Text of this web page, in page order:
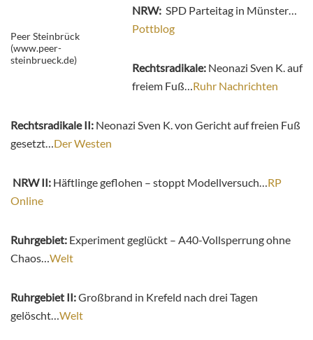
Peer Steinbrück
(www.peer-
steinbrueck.de)
NRW: SPD Parteitag in Münster…
Pottblog
Rechtsradikale: Neonazi Sven K. auf
freiem Fuß…Ruhr Nachrichten
Rechtsradikale II: Neonazi Sven K. von Gericht auf freien Fuß
gesetzt…Der Westen
NRW II: Häftlinge geflohen – stoppt Modellversuch…RP
Online
Ruhrgebiet: Experiment geglückt – A40-Vollsperrung ohne
Chaos…Welt
Ruhrgebiet II:Großbrand in Krefeld nach drei Tagen
gelöscht…Welt